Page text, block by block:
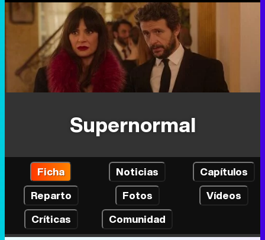
Supernormal
Ficha Noticias
Capítulos
Reparto
Fotos
Vídeos
Críticas
Comunidad